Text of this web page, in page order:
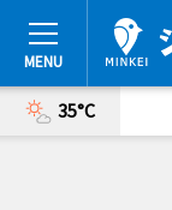
35°C